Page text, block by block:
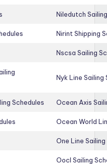
Niledutch
Nirint Shipping
Nscsa Sailing
Nyk Line Sailing
Schedules Ocean Axis
Ocean World
One Line
Oocl Sailing